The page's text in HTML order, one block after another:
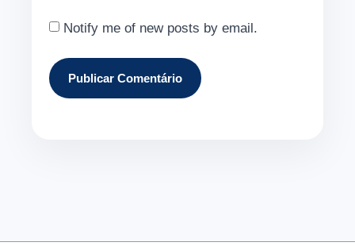
Notify me of new posts by email.